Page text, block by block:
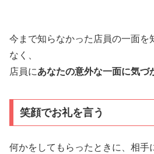
今まで知らなかった店員の一面を
なく、
店員にあなたの意外な一面に気づ
笑顔でお礼を言う
何かをしてもらったときに、相手